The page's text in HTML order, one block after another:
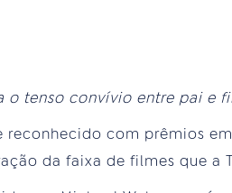
o tenso convívio entre pai e
com prêmios
da faixa de filmes que a